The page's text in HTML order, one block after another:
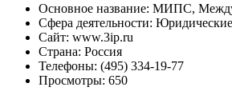
Основное название: МИПС,
Сфера деятельности:
Сайт: www.3ip.ru
Страна: Россия
Телефоны: (495) 334-19-77
Просмотры: 650